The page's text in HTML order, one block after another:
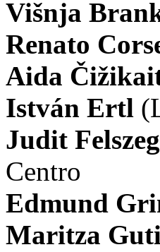
Višnja
Renato
Aida
István Ertl
Judit
Centro
Edmund
Maritza